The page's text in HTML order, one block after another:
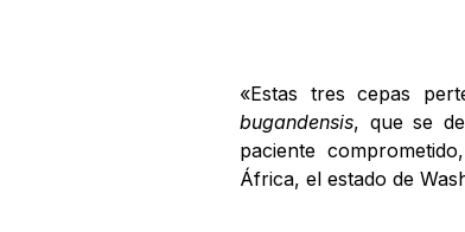
«Estas tres cepas
bugandensis, que se
paciente
África, el estado de